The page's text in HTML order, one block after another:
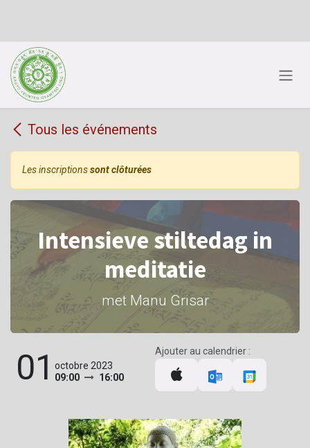
Se rendre au contenu
Tous les événements
Les inscriptionssont clôturées
Intensieve stiltedag in
meditatie
met Manu Grisar
01
octobre 2023
09:00
16:00
Ajouter au calendrier :